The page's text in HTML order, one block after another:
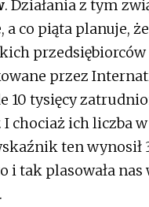
. Działania z tym
co piąta planuje,
przez
10 tysięcy
I chociaż ich liczba
ten wynosił
i tak plasowała